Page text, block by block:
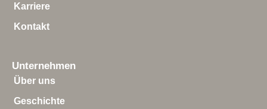
Karriere
Kontakt
Unternehmen
Über uns
Geschichte